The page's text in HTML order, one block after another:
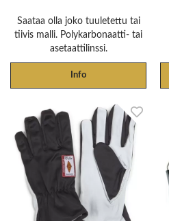
Saataa olla joko tuuletettu tai
tiivis malli. Polykarbonaatti- tai
asetaattilinssi.
Info